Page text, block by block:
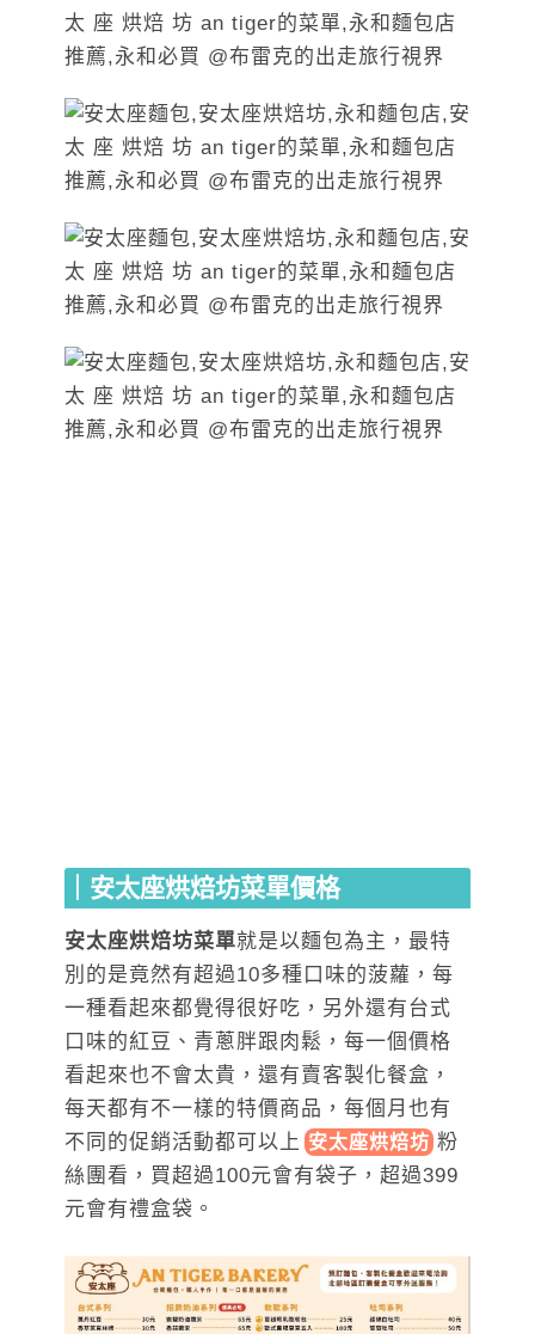
｜安太座烘焙坊菜單價格
安太座烘焙坊菜單就是以麵包為主，最特
別的是竟然有超過10多種口味的菠蘿，每
一種看起來都覺得很好吃，另外還有台式
口味的紅豆、青蔥胖跟肉鬆，每一個價格
看起來也不會太貴，還有賣客製化餐盒，
每天都有不一樣的特價商品，每個月也有
不同的促銷活動都可以上 安太座烘焙坊 粉
絲團看，買超過100元會有袋子，超過399
元會有禮盒袋。